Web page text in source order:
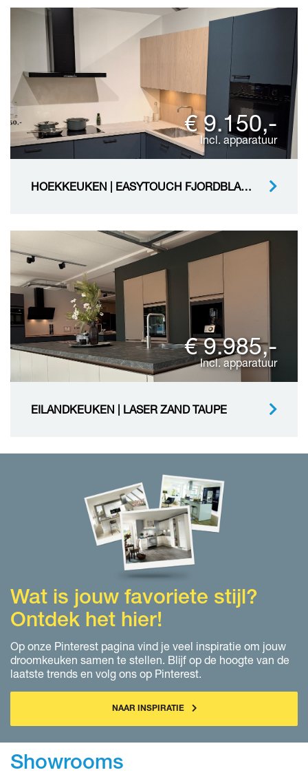
€ 9.150,-
Incl. apparatuur
HOEKKEUKEN | EASYTOUCH FJORDBLAUW ULTRAMAT - DECOR EIKEN COMO
€ 9.985,-
Incl. apparatuur
EILANDKEUKEN | LASER ZAND TAUPE
Wat is jouw favoriete stijl?
Ontdek het hier!
Op onze Pinterest pagina vind je veel inspiratie om jouw
droomkeuken samen te stellen. Blijf op de hoogte van de
laatste trends en volg ons op Pinterest.
NAAR INSPIRATIE
Showrooms